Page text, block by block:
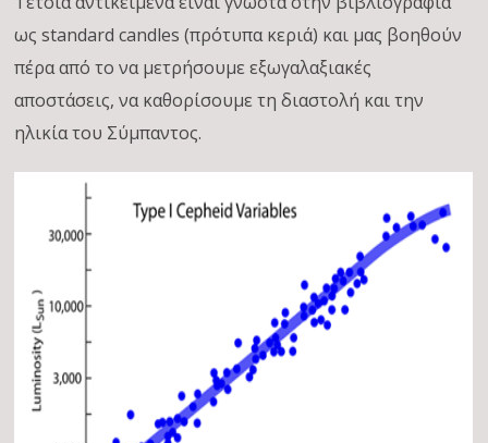
ως standard candles (πρότυπα κεριά) και μας βοηθούν
πέρα από το να μετρήσουμε εξωγαλαξιακές
αποστάσεις, να καθορίσουμε τη διαστολή και την
ηλικία του Σύμπαντος.